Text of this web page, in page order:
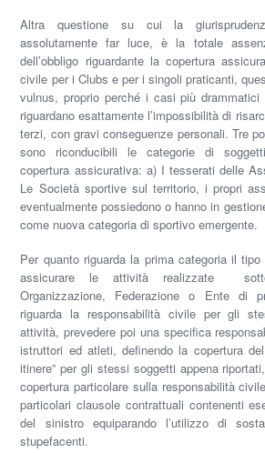
Altra questione su cui la
assolutamente far luce, è la totale
dell’obbligo riguardante la copertura
civile per i Clubs e per i singoli praticanti,
vulnus, proprio perché i casi più drammatici
riguardano esattamente l’impossibilità di
terzi, con gravi conseguenze personali. Tre
sono riconducibili le categorie di
copertura assicurativa: a)I tesserati delle
Le Società sportive sul territorio, i propri
eventualmente possiedono o hanno in
come nuova categoria di sportivo emergente.
Per quanto riguarda la prima categoria il tipo
assicurare le attività realizzate
Organizzazione, Federazione o Ente di
riguarda la responsabilità civile per gli
attività, prevedere poi una specifica
istruttori ed atleti, definendo la copertura
itinere” per gli stessi soggetti appena
copertura particolare sulla responsabilità
particolari clausole contrattuali contenenti
del sinistro equiparando l’utilizzo di
stupefacenti.